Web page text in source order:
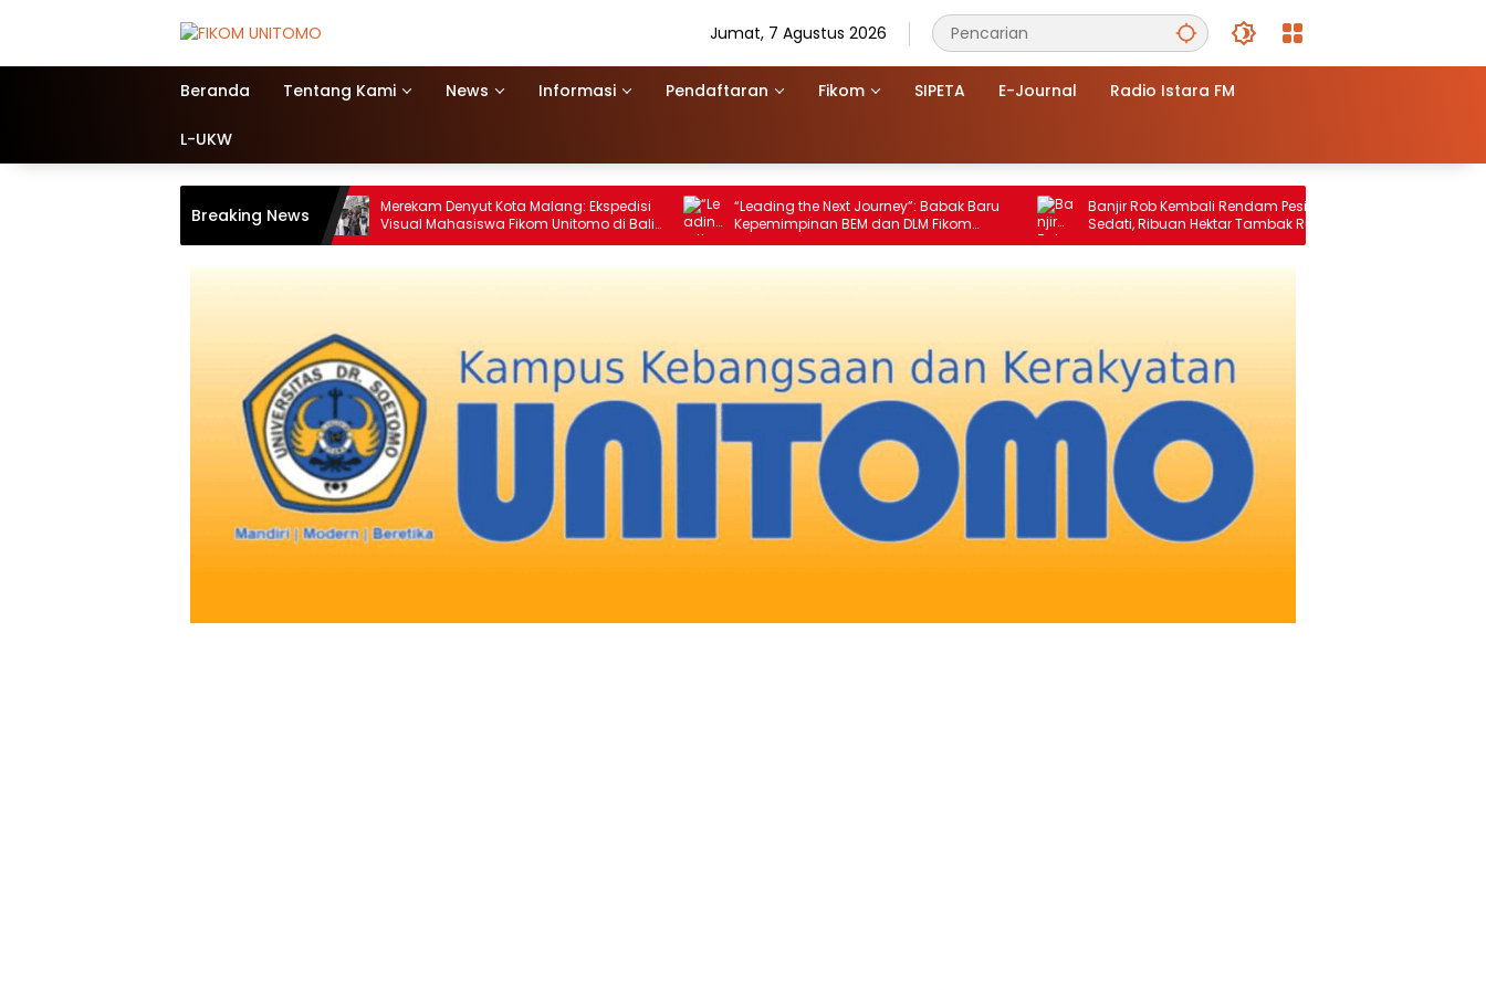
Jumat, 7 Agustus 2026
Beranda Tentang Kami News Informasi Pendaftaran Fikom SIPETA E-Journal Radio Istara FM
L-UKW
Breaking News
KBS Ditetapkan Tersangka
Merekam Denyut Kota Malang: Ekspedisi
Visual Mahasiswa Fikom Unitomo di Balik
Lensa
“Leading the Next Journey”: Babak Baru
Kepemimpinan BEM dan DLM Fikom
Dimulai
Banjir Rob Kembali Rendam Pesisir
Sedati, Ribuan Hektar Tambak Rusak